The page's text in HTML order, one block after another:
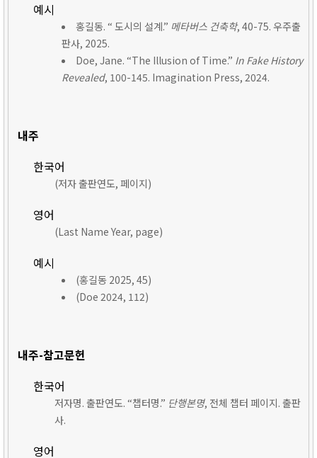
예시
홍길동. “ 도시의 설계.” 메타버스 건축학, 40-75. 우주출
판사, 2025.
Doe, Jane. “The Illusion of Time.” In Fake History
Revealed, 100-145. Imagination Press, 2024.
내주
한국어
(저자 출판연도, 페이지)
영어
(Last Name Year, page)
예시
(홍길동 2025, 45)
(Doe 2024, 112)
내주-참고문헌
한국어
저자명. 출판연도. “챕터명.” 단행본명, 전체 챕터 페이지. 출판
사.
영어